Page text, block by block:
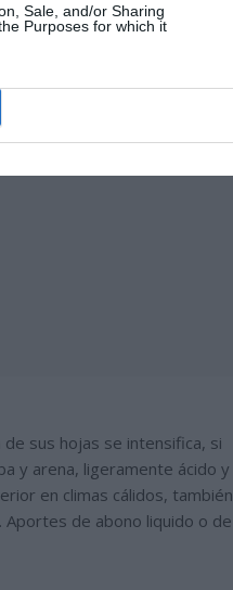
Sale, and/or Sharing
Purposes for which it
sus hojas se intensifica, si
y arena, ligeramente ácido y
en climas cálidos, también
de abono liquido o de